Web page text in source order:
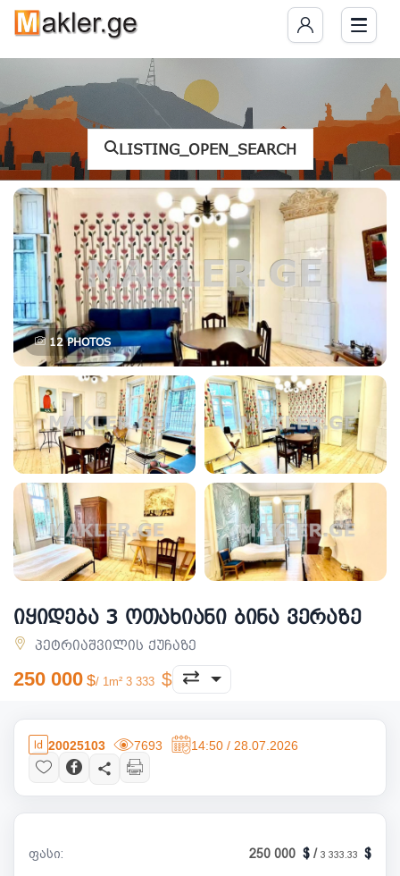
LISTING_OPEN_SEARCH
12PHOTOS
იყიდება 3 ოთახიანი ბინა ვერაზე
პეტრიაშვილის ქუჩაზე
250 000 / 1m² 3 333
20025103 7693 14:50 / 28.07.2026
ფასი: 250 000 / 3 333.33